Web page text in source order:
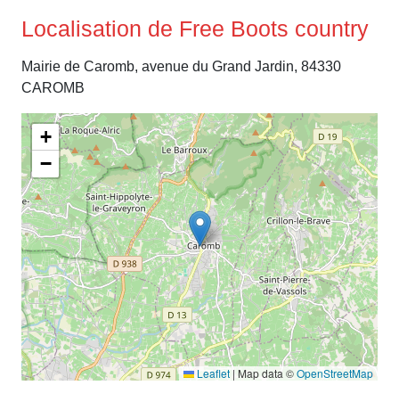
Localisation de Free Boots country
Mairie de Caromb, avenue du Grand Jardin, 84330
CAROMB
+
−
Leaflet | Map data ©OpenStreetMap